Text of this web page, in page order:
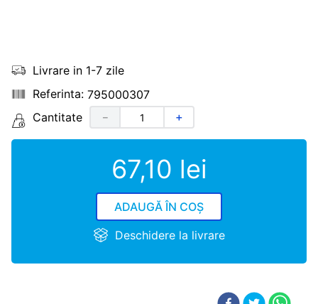
Livrare in 1-7 zile
795000307
Cantitate
＋
－
67,10 lei
ADAUGĂ ÎN COȘ
Deschidere la livrare